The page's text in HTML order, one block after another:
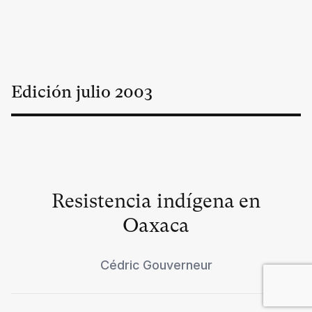
Edición julio 2003
Resistencia indígena en
Oaxaca
Cédric Gouverneur